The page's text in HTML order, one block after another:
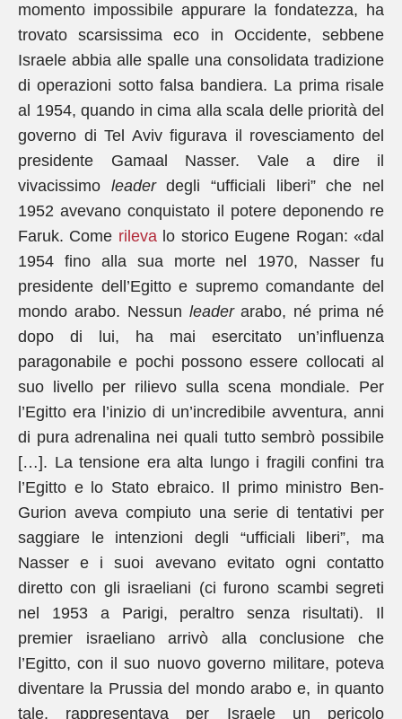
momento impossibile appurare la fondatezza, ha
trovato scarsissima eco in Occidente, sebbene
Israele abbia alle spalle una consolidata tradizione
di operazioni sotto falsa bandiera. La prima risale
al 1954, quando in cima alla scala delle priorità del
governo di Tel Aviv figurava il rovesciamento del
presidente Gamaal Nasser. Vale a dire il
vivacissimo leaderdegli “ufficiali liberi” che nel
1952 avevano conquistato il potere deponendo re
Faruk. Come rilevalo storico Eugene Rogan: «dal
1954 fino alla sua morte nel 1970, Nasser fu
presidente dell’Egitto e supremo comandante del
mondo arabo. Nessun leaderarabo, né prima né
dopo di lui, ha mai esercitato un’influenza
paragonabile e pochi possono essere collocati al
suo livello per rilievo sulla scena mondiale. Per
l’Egitto era l’inizio di un’incredibile avventura, anni
di pura adrenalina nei quali tutto sembrò possibile
[…]. La tensione era alta lungo i fragili confini tra
l’Egitto e lo Stato ebraico. Il primo ministro Ben-
Gurion aveva compiuto una serie di tentativi per
saggiare le intenzioni degli “ufficiali liberi”, ma
Nasser e i suoi avevano evitato ogni contatto
diretto con gli israeliani (ci furono scambi segreti
nel 1953 a Parigi, peraltro senza risultati). Il
premier israeliano arrivò alla conclusione che
l’Egitto, con il suo nuovo governo militare, poteva
diventare la Prussia del mondo arabo e, in quanto
tale, rappresentava per Israele un pericolo